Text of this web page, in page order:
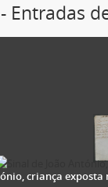
Entradas
criança exposta